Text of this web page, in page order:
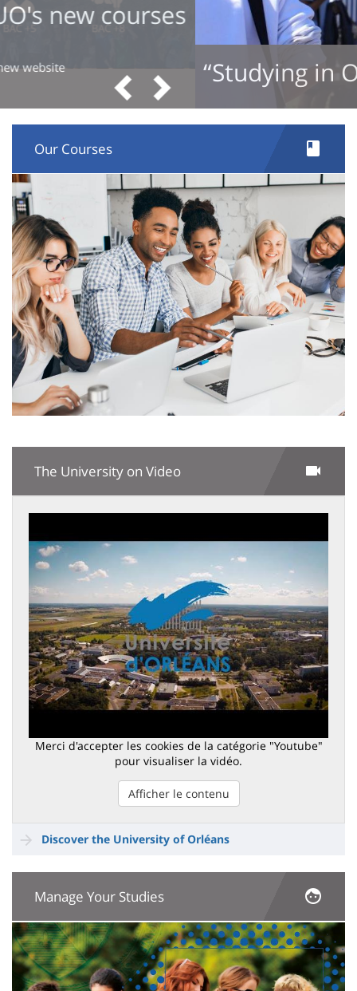
website
“Studying in Orléans” Booklet
Our Courses
Image
The University on Video
Merci d'accepter les cookies de la catégorie "Youtube"
pour visualiser la vidéo.
Afficher le contenu
Discover the University of Orléans
Manage Your Studies
Image